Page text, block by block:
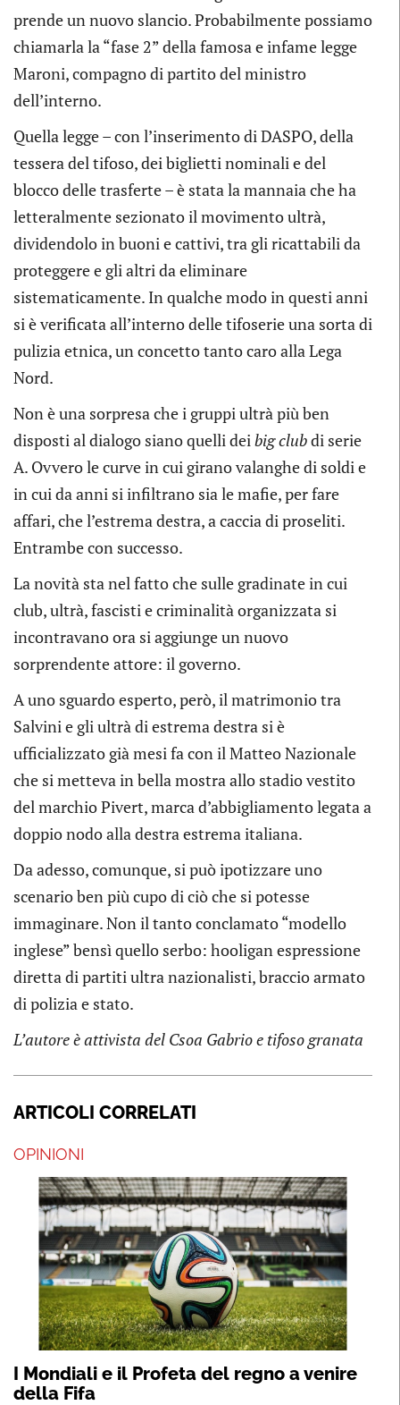
prende un nuovo slancio. Probabilmente possiamo
chiamarla la “fase 2” della famosa e infame legge
Maroni, compagno di partito del ministro
dell’interno.
Quella legge – con l’inserimento di DASPO, della
tessera del tifoso, dei biglietti nominali e del
blocco delle trasferte – è stata la mannaia che ha
letteralmente sezionato il movimento ultrà,
dividendolo in buoni e cattivi, tra gli ricattabili da
proteggere e gli altri da eliminare
sistematicamente. In qualche modo in questi anni
si è verificata all’interno delle tifoserie una sorta di
pulizia etnica, un concetto tanto caro alla Lega
Nord.
Non è una sorpresa che i gruppi ultrà più ben
disposti al dialogo siano quelli dei big clubdi serie
A. Ovvero le curve in cui girano valanghe di soldi e
in cui da anni si infiltrano sia le mafie, per fare
affari, che l’estrema destra, a caccia di proseliti.
Entrambe con successo.
La novità sta nel fatto che sulle gradinate in cui
club, ultrà, fascisti e criminalità organizzata si
incontravano ora si aggiunge un nuovo
sorprendente attore: il governo.
A uno sguardo esperto, però, il matrimonio tra
Salvini e gli ultrà di estrema destra si è
ufficializzato già mesi fa con il Matteo Nazionale
che si metteva in bella mostra allo stadio vestito
del marchio Pivert, marca d’abbigliamento legata a
doppio nodo alla destra estrema italiana.
Da adesso, comunque, si può ipotizzare uno
scenario ben più cupo di ciò che si potesse
immaginare. Non il tanto conclamato “modello
inglese” bensì quello serbo: hooligan espressione
diretta di partiti ultra nazionalisti, braccio armato
di polizia e stato.
L’autore è attivista del Csoa Gabrio e tifoso granata
ARTICOLI CORRELATI
OPINIONI
I Mondiali e il Profeta del regno a venire
della Fifa